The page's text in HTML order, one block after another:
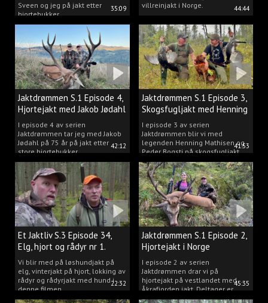
35:09
Sveen og jeg på jakt etter
hjortebukker.
44:44
villreinjakt i Norge.
42:12
Jaktdrømmen S.1 Episode 4,
Hjortejakt med Jakob Jødahl
I episode 4 av serien
Jaktdrømmen tar jeg med Jakob
Jødahl på 75 år på jakt etter
store hjortebukker.
41:53
Jaktdrømmen S.1 Episode 3,
Skogsfugljakt med Henning
og Peder
I episode 3 av serien
Jaktdrømmen blir vi med
legenden Henning Mathisen og
Peder Bogsti på skogsfugljakt.
22:32
Et Jaktliv S.3 Episode 34,
Elg, hjort og rådyr nr 1.
2025
Vi blir med på løshundjakt på
elg, vinterjakt på hjort, lokking av
rådyr og rådyrjakt med hund i
denne filmen.
45:35
Jaktdrømmen S.1 Episode 2,
Hjortejakt i Norge
I episode 2 av serien
Jaktdrømmen drar vi på
hjortejakt på vestlandet med
Åkrafjorden jakt. Deltager er
Michelle Sofi Thomassen.